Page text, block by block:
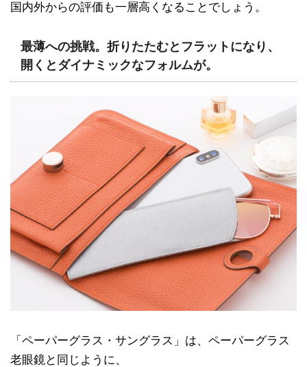
国内外からの評価も一層高くなることでしょう。
最薄への挑戦。折りたたむとフラットになり、
開くとダイナミックなフォルムが。
「ペーパーグラス・サングラス」は、ペーパーグラス
老眼鏡と同じように、